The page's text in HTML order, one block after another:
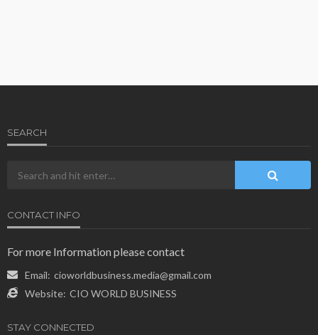
SEARCH
CONTACT INFO
For more Information please contact
Email: cioworldbusiness.media@gmail.com
Website: CIO WORLD BUSINESS
STAY CONNECTED